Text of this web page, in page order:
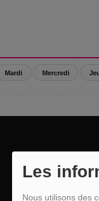
Les
Nous utilisons des
Mardi Mercredi